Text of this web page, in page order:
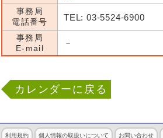
事務局
電話番号
TEL: 03-5524-6900
事務局
E-mail
－
カレンダーに戻る
利用規約 個人情報の取扱いについて お問い合わせ